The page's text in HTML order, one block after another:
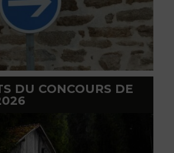
DU CONCOURS DE